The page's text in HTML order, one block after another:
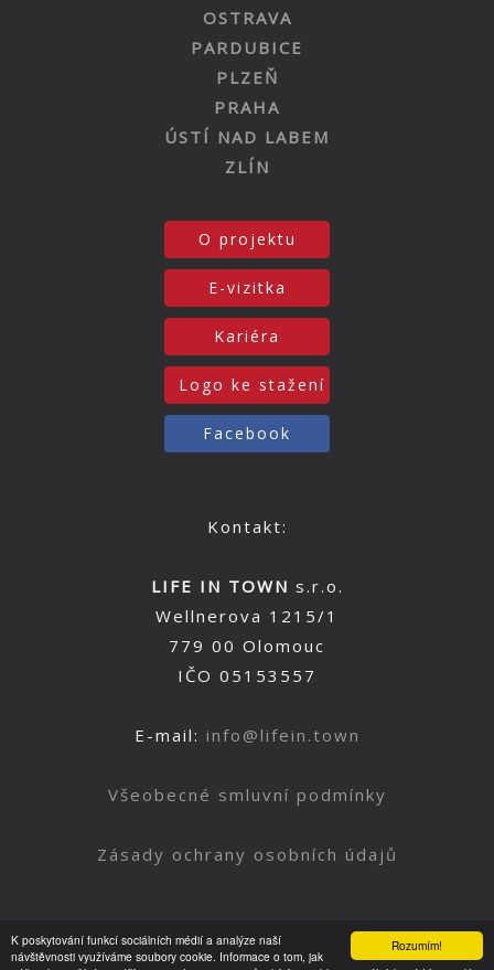
Rozumím!
K poskytování funkcí sociálních médií a analýze naší
návštěvnosti využíváme soubory cookie. Informace o tom, jak
OSTRAVA
PARDUBICE
PLZEŇ
PRAHA
ÚSTÍ NAD LABEM
ZLÍN
O projektu
E-vizitka
Kariéra
Logo ke stažení
Facebook
Kontakt:
LIFE IN TOWN s.r.o.
Wellnerova 1215/1
779 00 Olomouc
IČO 05153557
E-mail: info@lifein.town
Všeobecné smluvní podmínky
Zásady ochrany osobních údajů
Nahoru